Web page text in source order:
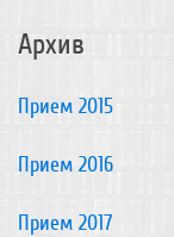
Архив
Прием 2015
Прием 2016
Прием 2017